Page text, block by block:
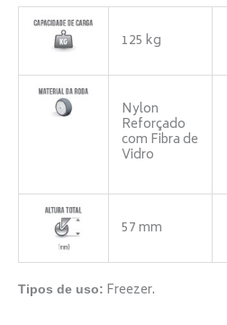
125 kg
Nylon
Reforçado
com Fibra de
Vidro
57 mm
Tipos de uso: Freezer.